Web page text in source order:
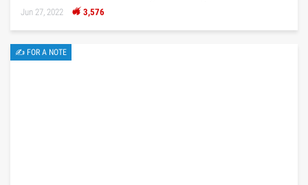
Jun 27, 2022 3,576
✍ FOR A NOTE